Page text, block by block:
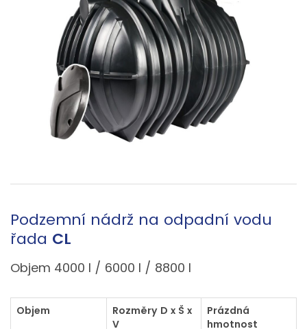
Podzemní nádrž na odpadní vodu
řada CL
Objem 4000 l / 6000 l / 8800 l
Objem
Rozměry D x Š x
V
Prázdná
hmotnost